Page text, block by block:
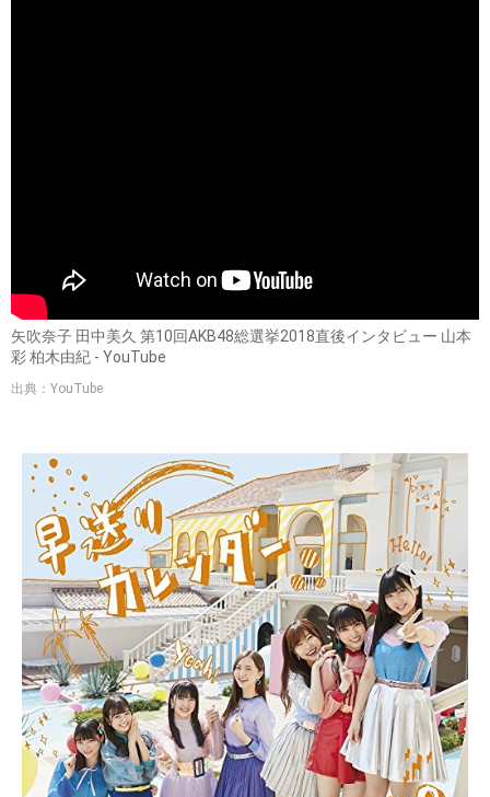
矢吹奈子 田中美久 第10回AKB48総選挙2018直後インタビュー 山本
彩 柏木由紀 - YouTube
出典：YouTube